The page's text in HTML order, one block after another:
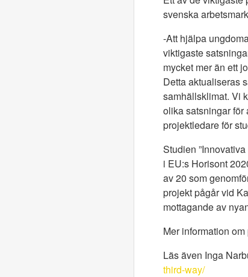
svenska
-Att hjälpa
viktigaste
mycket mer än ett
Detta aktualiseras
samhällsklimat. Vi
olika satsningar för
projektledare för
Studien
i EU:s Horisont
av 20 som
projekt pågår vid
mottagande av
Mer information
Läs även Inga
third-way/